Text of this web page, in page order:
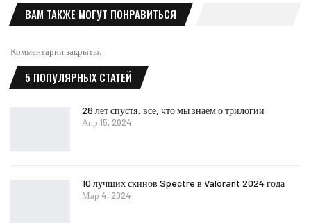
ВАМ ТАКЖЕ МОГУТ ПОНРАВИТЬСЯ
Комментарии закрыты.
5 ПОПУЛЯРНЫХ СТАТЕЙ
28 лет спустя: все, что мы знаем о трилогии
Апр 15, 2024
10 лучших скинов Spectre в Valorant 2024 года
Мар 4, 2024